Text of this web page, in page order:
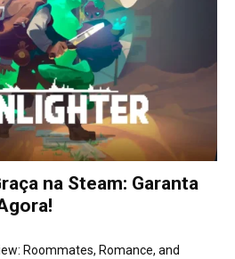
na Steam: Garanta
Roommates, Romance, and